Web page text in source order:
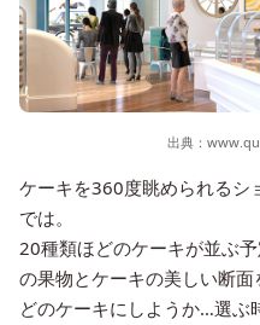
出典：
ケーキを360度眺められるシ
では。
20種類ほどのケーキが並ぶ
の果物とケーキの美しい断面
どのケーキにしようか…選ぶ